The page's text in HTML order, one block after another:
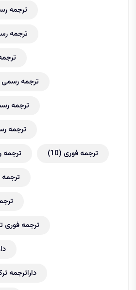
ترجمه
ترجمه
ترجمه رسمی
ترجمه
ترجمه
ترجمه ترجمه فوری (10)
ترجمه فوری
داراترجمه